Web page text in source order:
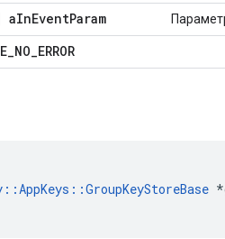
aInEventParam
_NO_ERROR